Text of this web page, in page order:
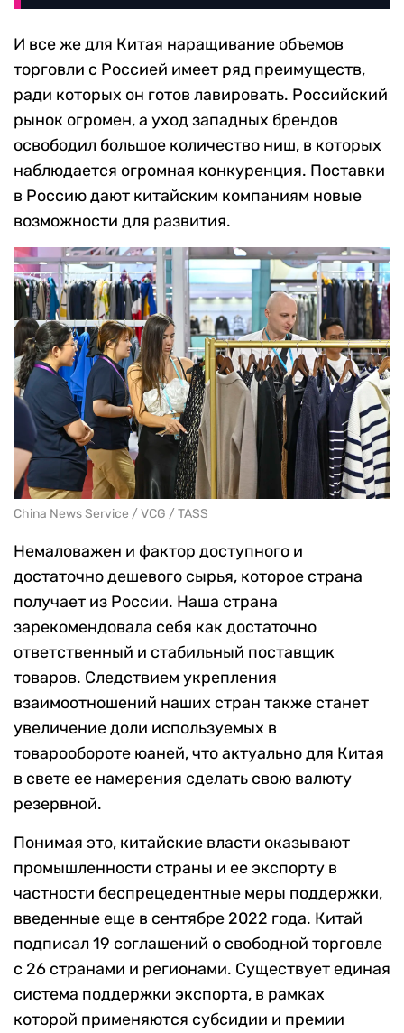
И все же для Китая наращивание объемов
торговли с Россией имеет ряд преимуществ,
ради которых он готов лавировать. Российский
рынок огромен, а уход западных брендов
освободил большое количество ниш, в которых
наблюдается огромная конкуренция. Поставки
в Россию дают китайским компаниям новые
возможности для развития.
China News Service / VCG / TASS
Немаловажен и фактор доступного и
достаточно дешевого сырья, которое страна
получает из России. Наша страна
зарекомендовала себя как достаточно
ответственный и стабильный поставщик
товаров. Следствием укрепления
взаимоотношений наших стран также станет
увеличение доли используемых в
товарообороте юаней, что актуально для Китая
в свете ее намерения сделать свою валюту
резервной.
Понимая это, китайские власти оказывают
промышленности страны и ее экспорту в
частности беспрецедентные меры поддержки,
введенные еще в сентябре 2022 года. Китай
подписал 19 соглашений о свободной торговле
с 26 странами и регионами. Существует единая
система поддержки экспорта, в рамках
которой применяются субсидии и премии